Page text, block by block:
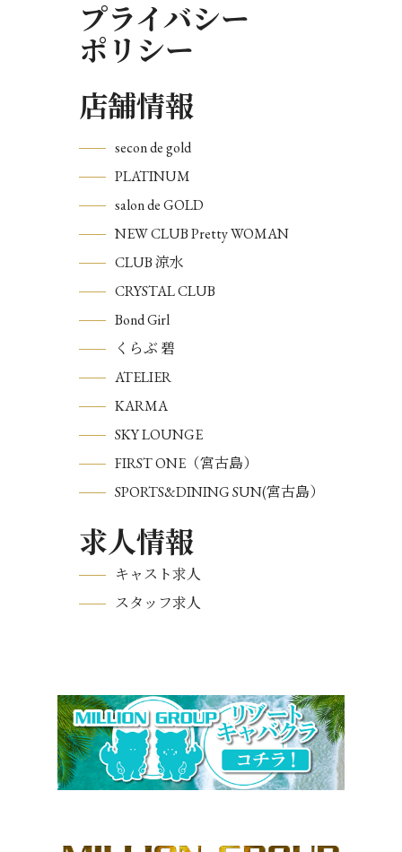
プライバシー
ポリシー
店舗情報
secon de gold
PLATINUM
salon de GOLD
NEW CLUB Pretty WOMAN
CLUB 涼水
CRYSTAL CLUB
Bond Girl
くらぶ 碧
ATELIER
KARMA
SKY LOUNGE
FIRST ONE（宮古島）
SPORTS&DINING SUN(宮古島）
求人情報
キャスト求人
スタッフ求人